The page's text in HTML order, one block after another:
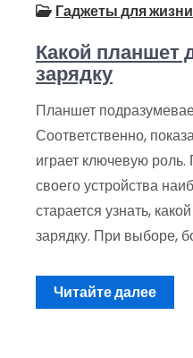
Гаджеты для
Какой планшет
зарядку
Планшет
Соответственно,
играет ключевую
своего устройства
старается узнать,
зарядку. При выборе,
Читайте далее